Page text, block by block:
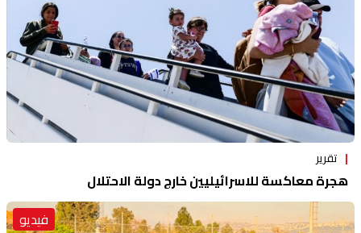
تقرير
هجرة معاكسة للاسرائيليين خارج دولة الاحتلال
فيديو